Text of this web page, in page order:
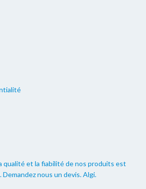
qualité et la fiabilité de nos produits est
nous un devis. Algi.